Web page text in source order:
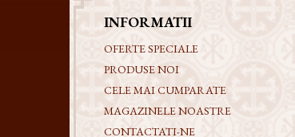
INFORMATII
OFERTE SPECIALE
PRODUSE NOI
CELE MAI CUMPARATE
MAGAZINELE NOASTRE
CONTACTATI-NE